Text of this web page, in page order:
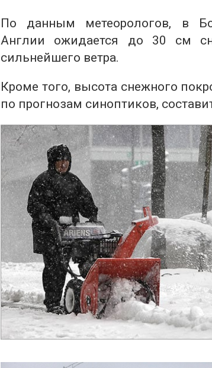
По данным метеорологов, в
Англии ожидается до 30 см
сильнейшего ветра.
Кроме того, высота снежного
по прогнозам синоптиков,